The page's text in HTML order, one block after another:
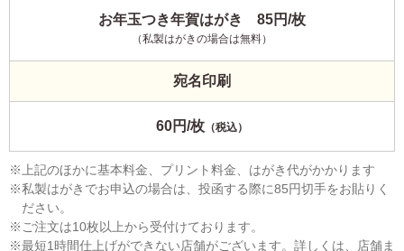
お年玉つき年賀はがき 85円/枚
（私製はがきの場合は無料）
宛名印刷
60円/枚 （税込）
上記のほかに基本料金、プリント料金、はがき代がかかります
私製はがきでお申込の場合は、投函する際に85円切手をお貼りく
ださい。
ご注文は10枚以上から受付けております。
最短1時間仕上げができない店舗がございます。詳しくは、店舗ま